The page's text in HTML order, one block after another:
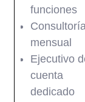
funciones
mensual
Ejecutivo
cuenta
dedicado